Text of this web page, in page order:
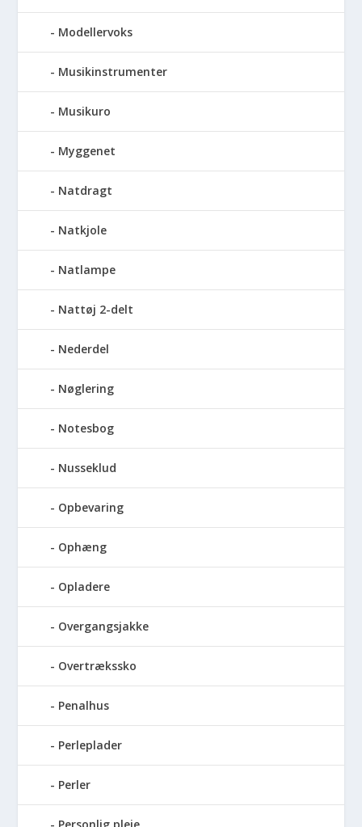
Modellervoks
Musikinstrumenter
Musikuro
Myggenet
Natdragt
Natkjole
Natlampe
Nattøj 2-delt
Nederdel
Nøglering
Notesbog
Nusseklud
Opbevaring
Ophæng
Opladere
Overgangsjakke
Overtrækssko
Penalhus
Perleplader
Perler
Personlig pleje